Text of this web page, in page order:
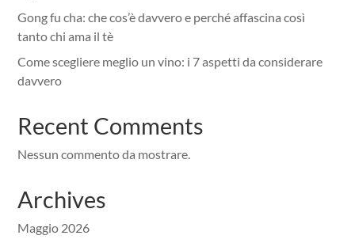
Gong fu cha: che cos’è davvero e perché affascina così
tanto chi ama il tè
Come scegliere meglio un vino: i 7 aspetti da considerare
davvero
Recent Comments
Nessun commento da mostrare.
Archives
Maggio 2026